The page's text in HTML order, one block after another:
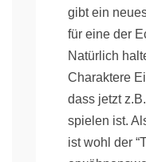
gibt ein
für eine der
Natürlich
Charaktere
dass jetzt
spielen ist.
ist wohl der